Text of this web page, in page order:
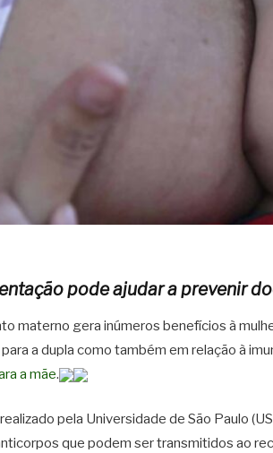
pode ajudar a prevenir
materno gera inúmeros benefícios à
a dupla como também em relação à
a mãe.
pela Universidade de São Paulo
que podem ser transmitidos ao